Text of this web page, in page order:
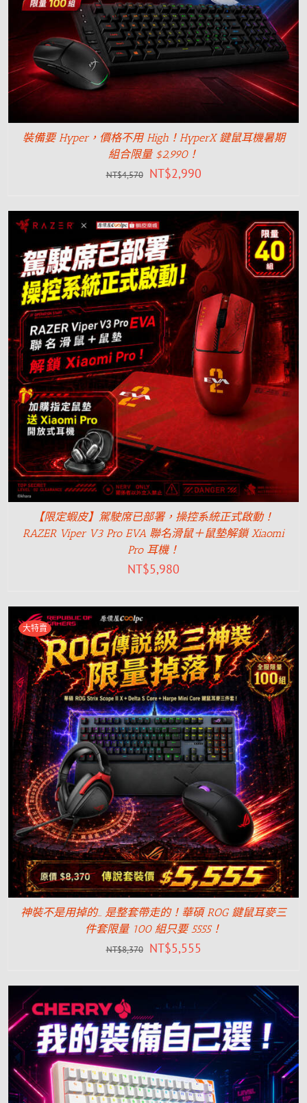
裝備要 Hyper，價格不用 High！HyperX 鍵鼠耳機暑期
組合限量 $2,990！
NT$4,570 NT$2,990
【限定蝦皮】駕駛席已部署，操控系統正式啟動！
RAZER Viper V3 Pro EVA 聯名滑鼠＋鼠墊解鎖 Xiaomi
Pro 耳機！
NT$5,980
大特賣
神裝不是用掉的… 是整套帶走的！華碩 ROG 鍵鼠耳麥三
件套限量 100 組只要 5555！
NT$8,370 NT$5,555